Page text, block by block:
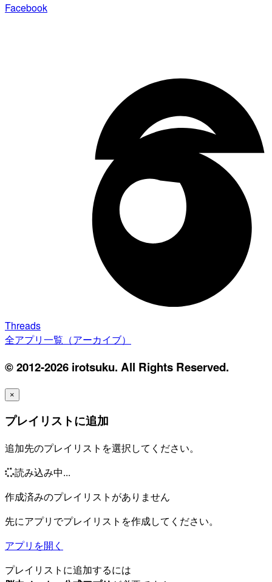
Facebook
Threads
全アプリ一覧（アーカイブ）
© 2012-2026 irotsuku. All Rights Reserved.
×
プレイリストに追加
追加先のプレイリストを選択してください。
読み込み中...
作成済みのプレイリストがありません
先にアプリでプレイリストを作成してください。
アプリを開く
プレイリストに追加するには